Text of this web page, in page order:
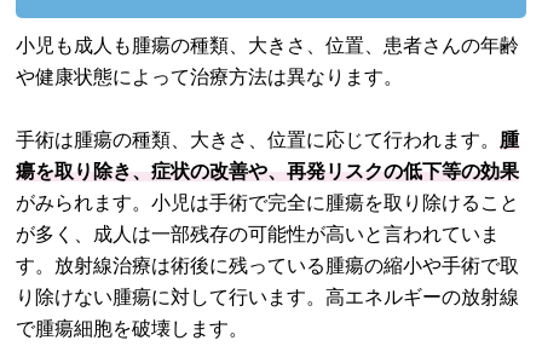
小児も成人も腫瘍の種類、大きさ、位置、患者さんの年齢
や健康状態によって治療方法は異なります。
手術は腫瘍の種類、大きさ、位置に応じて行われます。 腫
瘍を取り除き、症状の改善や、再発リスクの低下等の効果
がみられます。小児は手術で完全に腫瘍を取り除けること
が多く、成人は一部残存の可能性が高いと言われていま
す。放射線治療は術後に残っている腫瘍の縮小や手術で取
り除けない腫瘍に対して行います。高エネルギーの放射線
で腫瘍細胞を破壊します。